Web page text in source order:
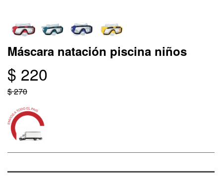
Máscara natación piscina niños
$ 220
$ 270